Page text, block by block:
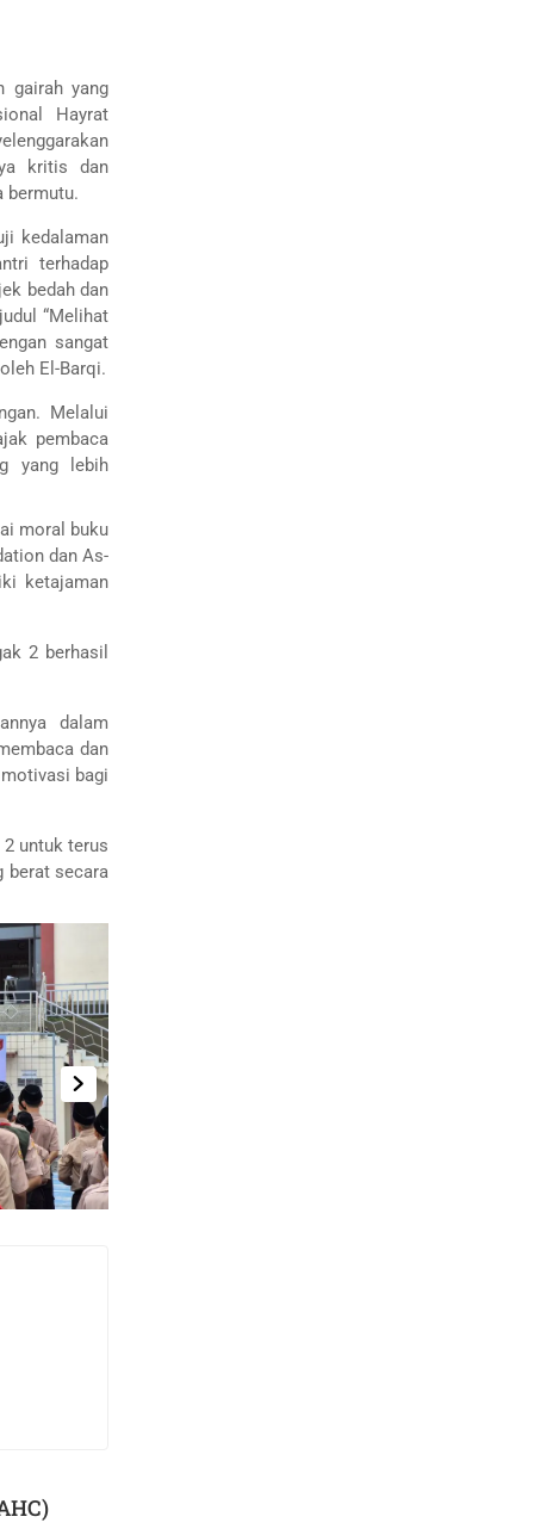
gairah yang
Hayrat
kritis dan
bermutu.
kedalaman
terhadap
bedah dan
“Melihat
sangat
El-Barqi.
Melalui
pembaca
yang lebih
moral buku
dan As-
ketajaman
2 berhasil
dalam
dan
bagi
untuk terus
berat secara